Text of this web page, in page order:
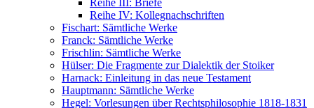
Reihe III: Briefe
Reihe IV: Kollegnachschriften
Fischart: Sämtliche Werke
Franck: Sämtliche Werke
Frischlin: Sämtliche Werke
Hülser: Die Fragmente zur Dialektik der Stoiker
Harnack: Einleitung in das neue Testament
Hauptmann: Sämtliche Werke
Hegel: Vorlesungen über Rechtsphilosophie 1818-1831